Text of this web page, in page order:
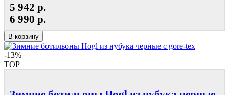
5 942 р.
6 990 р.
В корзину
-13%
TOP